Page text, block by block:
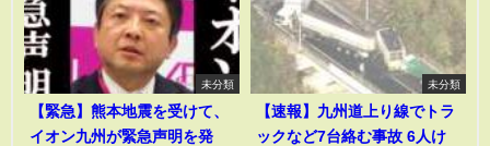
未分類
【緊急】熊本地震を受けて、
イオン九州が緊急声明を発
未分類
【速報】九州道上り線でトラ
ックなど7台絡む事故 6人け